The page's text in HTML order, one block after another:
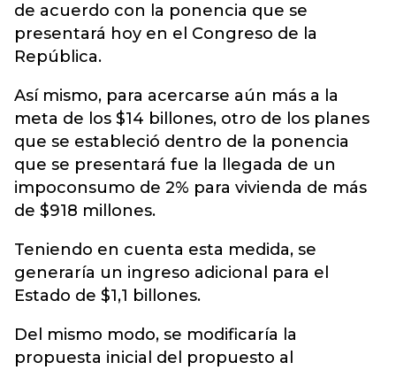
de acuerdo con la ponencia que se
presentará hoy en el Congreso de la
República.
Así mismo, para acercarse aún más a la
meta de los $14 billones, otro de los planes
que se estableció dentro de la ponencia
que se presentará fue la llegada de un
impoconsumo de 2% para vivienda de más
de $918 millones.
Teniendo en cuenta esta medida, se
generaría un ingreso adicional para el
Estado de $1,1 billones.
Del mismo modo, se modificaría la
propuesta inicial del propuesto al